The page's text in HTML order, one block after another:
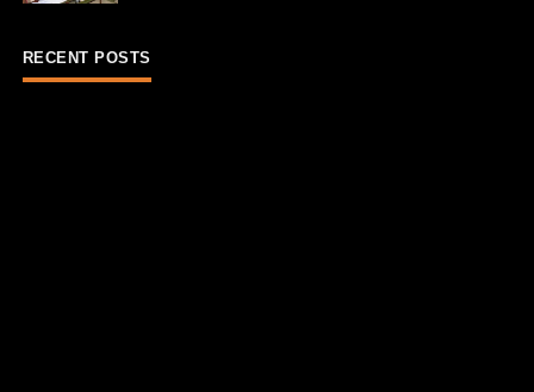
RECENT POSTS